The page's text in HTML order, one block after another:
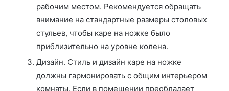
рабочим местом. Рекомендуется обращать
внимание на стандартные размеры столовых
стульев, чтобы каре на ножке было
приблизительно на уровне колена.
Дизайн. Стиль и дизайн каре на ножке
должны гармонировать с общим интерьером
комнаты. Если в помещении преобладает